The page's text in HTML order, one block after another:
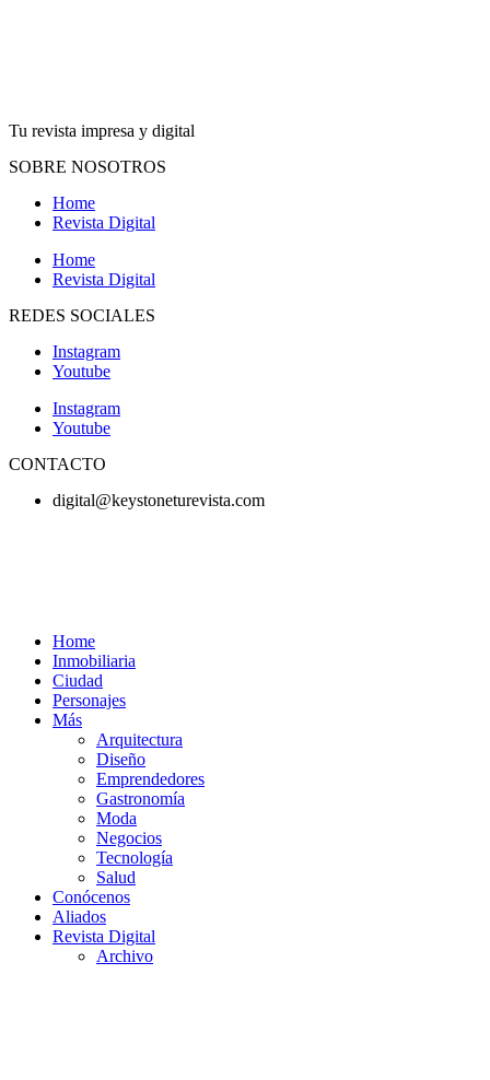
Tu revista impresa y digital
SOBRE NOSOTROS
Home
Revista Digital
Home
Revista Digital
REDES SOCIALES
Instagram
Youtube
Instagram
Youtube
CONTACTO
digital@keystoneturevista.com
Home
Inmobiliaria
Ciudad
Personajes
Más
Arquitectura
Diseño
Emprendedores
Gastronomía
Moda
Negocios
Tecnología
Salud
Conócenos
Aliados
Revista Digital
Archivo